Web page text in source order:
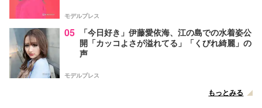
モデルプレス
05
「今日好き」伊藤愛依海、江の島での水着姿公
開「カッコよさが溢れてる」「くびれ綺麗」の
声
モデルプレス
もっとみる